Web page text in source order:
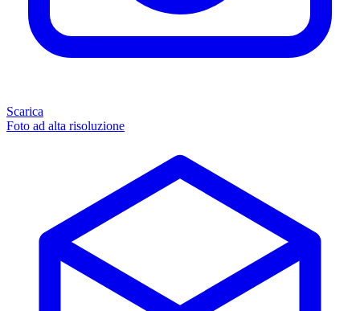
Scarica
Foto ad alta risoluzione